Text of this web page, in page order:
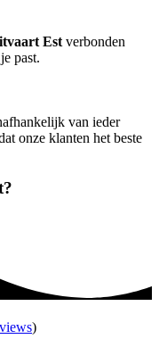
Est verbonden
past.
van ieder
onze klanten het beste
)